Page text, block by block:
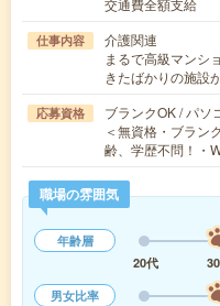
交通費全額支給
仕事内容
介護関連
まるで高級マンシ
きたばかりの施設
応募資格
ブランクOK / パソ
＜無資格・ブラン
齢、学歴不問！・
職場の雰囲気
年齢層
20代
男女比率